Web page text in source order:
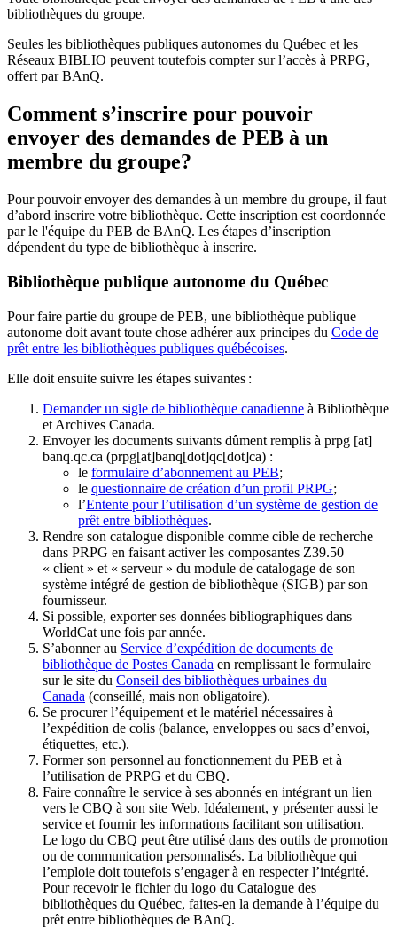
bibliothèques du groupe.
Seules les bibliothèques publiques autonomes du Québec et les
Réseaux BIBLIO peuvent toutefois compter sur l’accès à PRPG,
offert par BAnQ.
Comment s’inscrire pour pouvoir
envoyer des demandes de PEB à un
membre du groupe?
Pour pouvoir envoyer des demandes à un membre du groupe, il faut
d’abord inscrire votre bibliothèque. Cette inscription est coordonnée
par le l'équipe du PEB de BAnQ. Les étapes d’inscription
dépendent du type de bibliothèque à inscrire.
Bibliothèque publique autonome du Québec
Pour faire partie du groupe de PEB, une bibliothèque publique
autonome doit avant toute chose adhérer aux principes du Code de
prêt entre les bibliothèques publiques québécoises.
Elle doit ensuite suivre les étapes suivantes :
Demander un sigle de bibliothèque canadienne à Bibliothèque
et Archives Canada.
Envoyer les documents suivants dûment remplis à prpg [at]
banq.qc.ca (prpg[at]banq[dot]qc[dot]ca) :
le formulaire d’abonnement au PEB;
le questionnaire de création d’un profil PRPG;
l’Entente pour l’utilisation d’un système de gestion de
prêt entre bibliothèques.
Rendre son catalogue disponible comme cible de recherche
dans PRPG en faisant activer les composantes Z39.50
« client » et « serveur » du module de catalogage de son
système intégré de gestion de bibliothèque (SIGB) par son
fournisseur.
Si possible, exporter ses données bibliographiques dans
WorldCat une fois par année.
S’abonner au Service d’expédition de documents de
bibliothèque de Postes Canada en remplissant le formulaire
sur le site du Conseil des bibliothèques urbaines du
Canada (conseillé, mais non obligatoire).
Se procurer l’équipement et le matériel nécessaires à
l’expédition de colis (balance, enveloppes ou sacs d’envoi,
étiquettes, etc.).
Former son personnel au fonctionnement du PEB et à
l’utilisation de PRPG et du CBQ.
Faire connaître le service à ses abonnés en intégrant un lien
vers le CBQ à son site Web. Idéalement, y présenter aussi le
service et fournir les informations facilitant son utilisation.
Le logo du CBQ peut être utilisé dans des outils de promotion
ou de communication personnalisés. La bibliothèque qui
l’emploie doit toutefois s’engager à en respecter l’intégrité.
Pour recevoir le fichier du logo du Catalogue des
bibliothèques du Québec, faites-en la demande à l’équipe du
prêt entre bibliothèques de BAnQ.